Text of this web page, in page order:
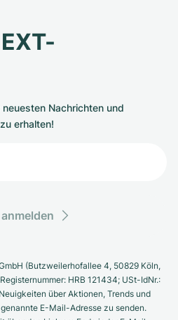
Nachrichten und
erhalten!
(Butzweilerhofallee 4, 50829 Köln,
HRB 121434; USt-IdNr.:
über Aktionen, Trends und
E-Mail-Adresse zu senden.